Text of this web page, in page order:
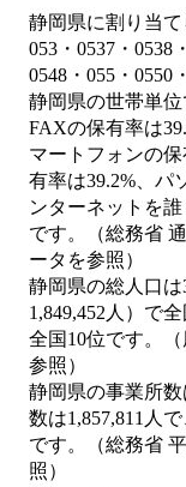
静岡県に割り当て
053・0537・0538
0548・055・0550
静岡県の世帯単位
FAXの保有率は
マートフォンの
有率は39.2%、パ
ンターネットを
です。（総務省
ータを参照）
静岡県の総人口は
1,849,452人）で
全国10位です。
参照）
静岡県の事業所
数は1,857,811人
です。（総務省
照）